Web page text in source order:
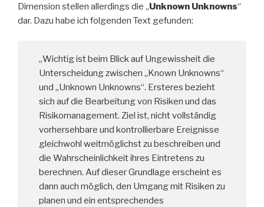
Dimension stellen allerdings die „Unknown Unknowns“
dar. Dazu habe ich folgenden Text gefunden:
„Wichtig ist beim Blick auf Ungewissheit die
Unterscheidung zwischen „Known Unknowns“
und „Unknown Unknowns“. Ersteres bezieht
sich auf die Bearbeitung von Risiken und das
Risikomanagement. Ziel ist, nicht vollständig
vorhersehbare und kontrollierbare Ereignisse
gleichwohl weitmöglichst zu beschreiben und
die Wahrscheinlichkeit ihres Eintretens zu
berechnen. Auf dieser Grundlage erscheint es
dann auch möglich, den Umgang mit Risiken zu
planen und ein entsprechendes